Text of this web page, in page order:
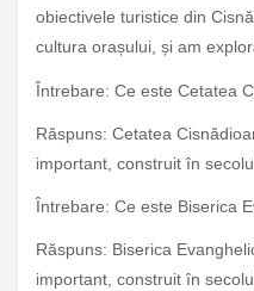
obiectivele turistice din
cultura orașului, și am
Întrebare: Ce este Cetatea
Răspuns: Cetatea
important, construit în
Întrebare: Ce este Biserica
Răspuns: Biserica
important, construit în